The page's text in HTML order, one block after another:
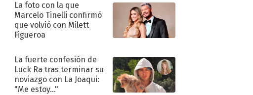
La foto con la que
Marcelo Tinelli confirmó
que volvió con Milett
Figueroa
La fuerte confesión de
Luck Ra tras terminar su
noviazgo con La Joaqui:
"Me estoy..."